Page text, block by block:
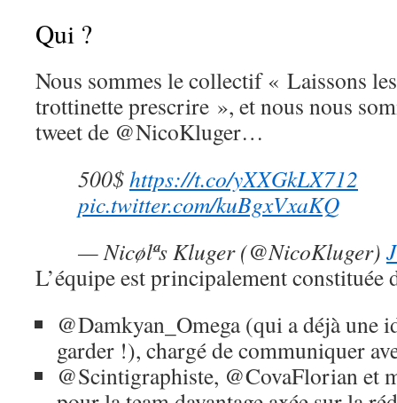
Qui ?
Nous sommes le collectif « Laissons
trottinette prescrire », et nous nous
tweet de @NicoKluger…
500$https://t.co/yXXGkLX712
pic.twitter.com/kuBgxVxaKQ
— Nicølªs Kluger (@NicoKluger)
L’équipe est principalement constituée
@Damkyan_Omega (qui a déjà une
garder !), chargé de communiquer
@Scintigraphiste, @CovaFlorian